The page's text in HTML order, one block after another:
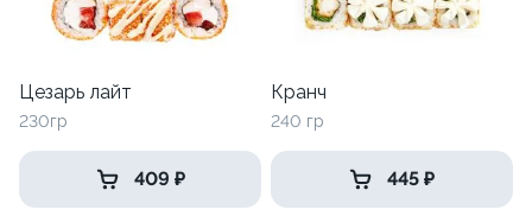
Цезарь лайт
230гр
409 ₽
Кранч
240 гр
445 ₽